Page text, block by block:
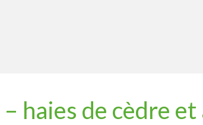
haies de cèdre